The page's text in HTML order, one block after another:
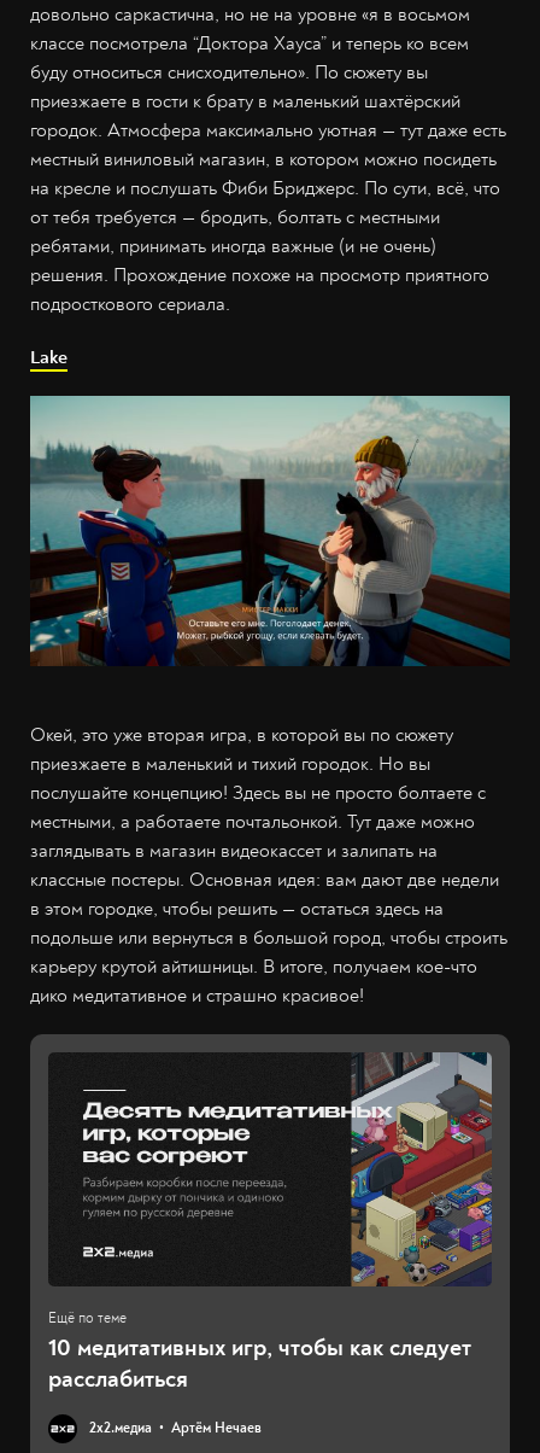
довольно саркастична, но не на уровне «я в восьмом
классе посмотрела “Доктора Хауса” и теперь ко всем
буду относиться снисходительно». По сюжету вы
приезжаете в гости к брату в маленький шахтёрский
городок. Атмосфера максимально уютная — тут даже есть
местный виниловый магазин, в котором можно посидеть
на кресле и послушать Фиби Бриджерс. По сути, всё, что
от тебя требуется — бродить, болтать с местными
ребятами, принимать иногда важные (и не очень)
решения. Прохождение похоже на просмотр приятного
подросткового сериала.
Lake
Окей, это уже вторая игра, в которой вы по сюжету
приезжаете в маленький и тихий городок. Но вы
послушайте концепцию! Здесь вы не просто болтаете с
местными, а работаете почтальонкой. Тут даже можно
заглядывать в магазин видеокассет и залипать на
классные постеры. Основная идея: вам дают две недели
в этом городке, чтобы решить — остаться здесь на
подольше или вернуться в большой город, чтобы строить
карьеру крутой айтишницы. В итоге, получаем кое-что
дико медитативное и страшно красивое!
10 медитативных игр, чтобы как следует
расслабиться
2х2.медиа Артём Нечаев